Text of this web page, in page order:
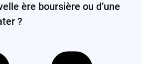
ère boursière ou d’une
?